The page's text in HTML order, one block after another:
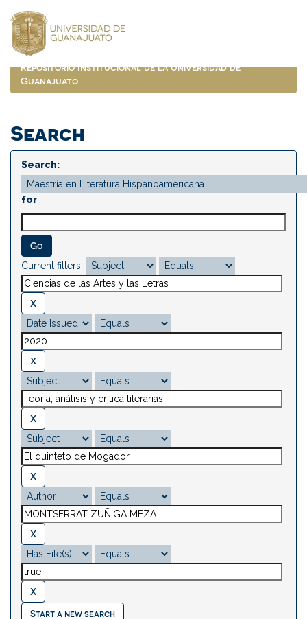
navigation
Repositorio Institucional de la Universidad de
Guanajuato
Search
Search:
for
Current filters:
Start a new search